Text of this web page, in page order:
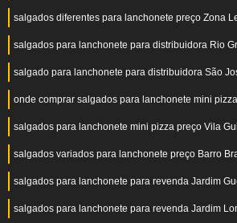
salgados diferentes para lanchonete preço Zona
salgados para lanchonete para distribuidora Rio
salgado para lanchonete para distribuidora São
onde comprar salgados para lanchonete mini
salgados para lanchonete mini pizza preço Vila
salgados variados para lanchonete preço Barro
salgados para lanchonete para revenda Jardim
salgados para lanchonete para revenda Jardim